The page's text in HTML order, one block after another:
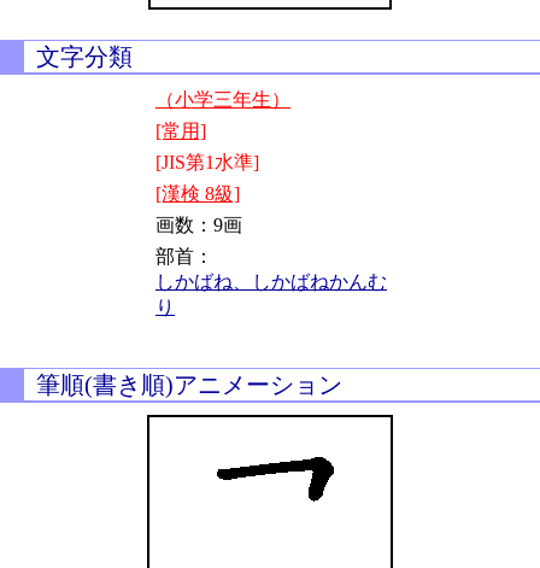
文字分類
（小学三年生）
[常用]
[JIS第1水準]
[漢検 8級]
画数：9画
部首：
しかばね、しかばねかんむ
り
筆順(書き順)アニメーション